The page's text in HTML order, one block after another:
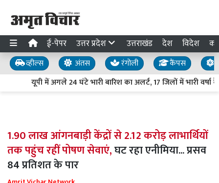
ई-पेपर उत्तर प्रदेश उत्तराखंड देश विदेश
व्हील्स अंतस रंगोली कैंपस
यूपी में अगले 24 घंटे भारी बारिश का अलर्ट, 17 जिलों में भारी
1.90 लाख आंगनबाड़ी केंद्रों से 2.12 करोड़ लाभार्थियों
तक पहुंच रहीं पोषण सेवाएं,घट रहा एनीमिया... प्रसव
84 प्रतिशत के पार